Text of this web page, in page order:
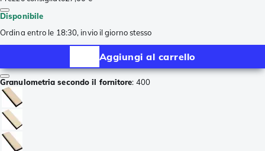
Disponibile
Ordina entro le 18:30, invio il giorno stesso
Aggiungi al carrello
Granulometria secondo il fornitore: 400